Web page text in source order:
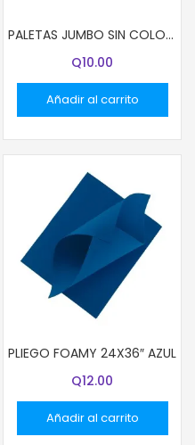
PALETAS JUMBO SIN COLOR 50 UND.
Q10.00
Añadir al carrito
PLIEGO FOAMY 24X36″ AZUL
Q12.00
Añadir al carrito